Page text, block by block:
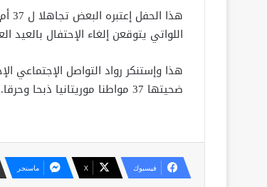
اللواتي يتوقعن إلغاء الإحتفال
هذا وإستنكر رواد التواصل الإجتماعي
ضحيتها 37 مواطنا موريتانيا ذبحا وحرقا.
فيسبوك X ماسنجر